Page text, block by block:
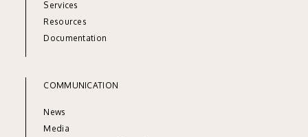
Services
Resources
Documentation
COMMUNICATION
News
Media